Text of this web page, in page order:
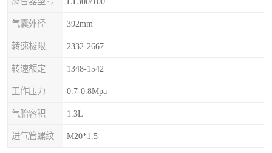
气囊外径 392mm
转速极限 2332-2667
转速额定 1348-1542
工作压力 0.7-0.8Mpa
气胎容积 1.3L
进气管螺纹 M20*1.5